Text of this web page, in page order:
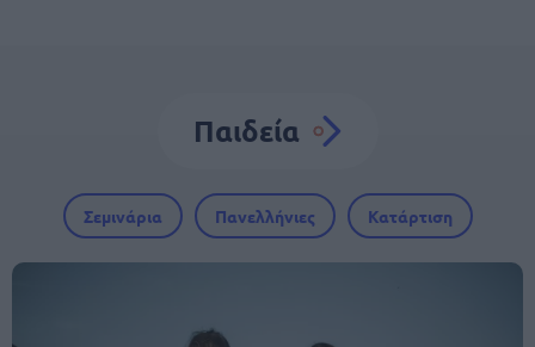
Παιδεία
Σεμινάρια Πανελλήνιες Κατάρτιση